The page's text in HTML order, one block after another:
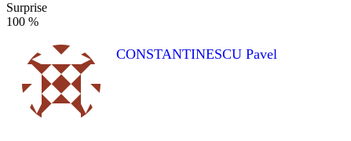
Surprise
100 %
CONSTANTINESCU Pavel